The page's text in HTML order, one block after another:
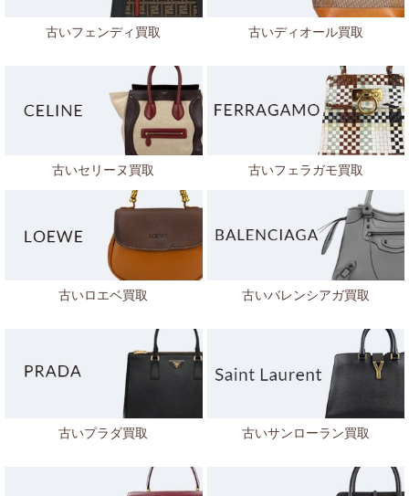
古いフェンディ買取 古いディオール買取
古いセリーヌ買取 古いフェラガモ買取
古いロエベ買取 古いバレンシアガ買取
古いプラダ買取 古いサンローラン買取